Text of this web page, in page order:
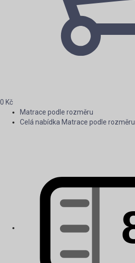
0 Kč
Matrace podle rozměru
Celá nabídka Matrace podle rozměru